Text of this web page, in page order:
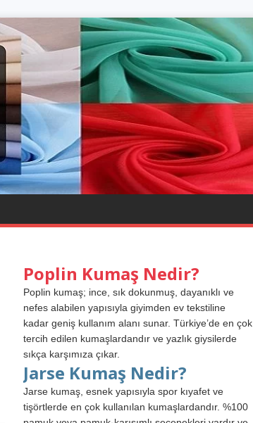
Poplin Kumaş Nedir?
Poplin kumaş; ince, sık dokunmuş, dayanıklı ve
nefes alabilen yapısıyla giyimden ev tekstiline
kadar geniş kullanım alanı sunar. Türkiye’de en çok
tercih edilen kumaşlardandır ve yazlık giysilerde
sıkça karşımıza çıkar.
Jarse Kumaş Nedir?
Jarse kumaş, esnek yapısıyla spor kıyafet ve
tişörtlerde en çok kullanılan kumaşlardandır. %100